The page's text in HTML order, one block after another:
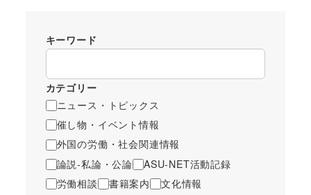
キーワード
カテゴリー
ニュース・トピックス
催し物・イベント情報
外国の労働・社会関連情報
論説-私論・公論
ASU-NET活動記録
労働相談
書籍案内
文化情報